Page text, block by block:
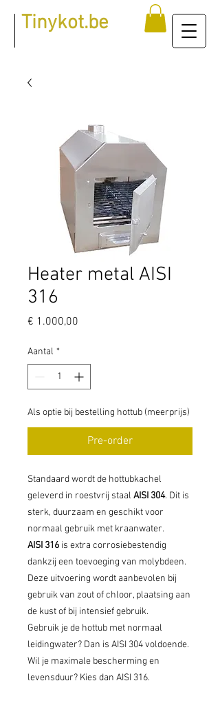
Tinykot.be
Heater metal AISI
316
€ 1.000,00
Aantal *
Als optie bij bestelling hottub (meerprijs)
Pre-order
Standaard wordt de hottubkachel
geleverd in roestvrij staal AISI 304. Dit is
sterk, duurzaam en geschikt voor
normaal gebruik met kraanwater.
AISI 316 is extra corrosiebestendig
dankzij een toevoeging van molybdeen.
Deze uitvoering wordt aanbevolen bij
gebruik van zout of chloor, plaatsing aan
de kust of bij intensief gebruik.
Gebruik je de hottub met normaal
leidingwater? Dan is AISI 304 voldoende.
Wil je maximale bescherming en
levensduur? Kies dan AISI 316.